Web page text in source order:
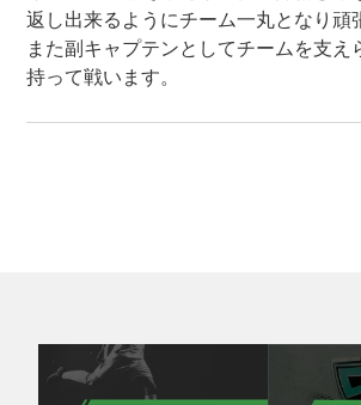
返し出来るようにチーム一丸となり頑
また副キャプテンとしてチームを支え
持って戦います。